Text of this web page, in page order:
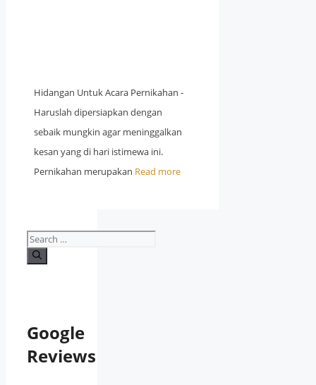
Hidangan Untuk Acara Pernikahan -
Haruslah dipersiapkan dengan
sebaik mungkin agar meninggalkan
kesan yang di hari istimewa ini.
Pernikahan merupakan Read more
Search
for:
Google
Reviews